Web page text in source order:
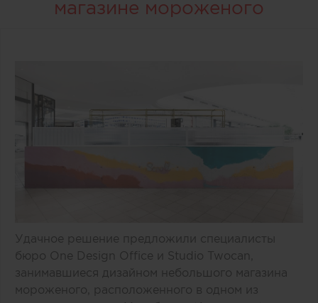
магазине мороженого
Удачное решение предложили специалисты
бюро One Design Office и Studio Twocan,
занимавшиеся дизайном небольшого магазина
мороженого, расположенного в одном из